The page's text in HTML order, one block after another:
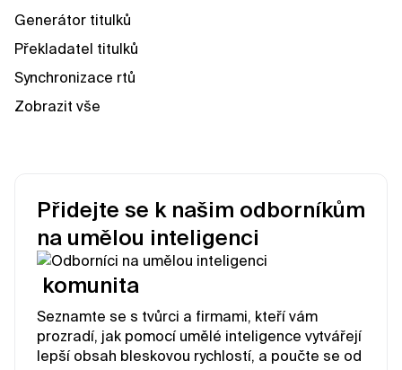
Generátor titulků
Překladatel titulků
Synchronizace rtů
Zobrazit vše
Přidejte se k našim odborníkům
na umělou inteligenci
komunita
Seznamte se s tvůrci a firmami, kteří vám
prozradí, jak pomocí umělé inteligence vytvářejí
lepší obsah bleskovou rychlostí, a poučte se od